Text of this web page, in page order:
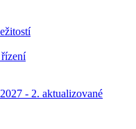
- 2. aktualizované